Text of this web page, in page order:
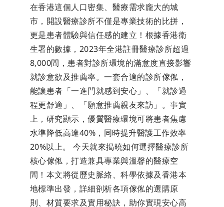
在香港這個人口密集、醫療需求龐大的城
市，開設醫療診所不僅是專業技術的比拼，
更是患者體驗與信任感的建立！根據香港衛
生署的數據，2023年全港註冊醫療診所超過
8,000間，患者對診所環境的滿意度直接影響
就診意欲及推薦率。一套合適的診所傢俬，
能讓患者「一進門就感到安心」、「就診過
程更舒適」、「願意推薦親友來訪」。事實
上，研究顯示，優質醫療環境可將患者焦慮
水準降低高達40%，同時提升醫護工作效率
20%以上。 今天就來揭曉如何選擇醫療診所
核心傢俬，打造兼具專業與溫馨的醫療空
間！本文將從歷史脈絡、科學依據及香港本
地標準出發，詳細剖析各項傢俬的選購原
則、材質要求及實用秘訣，助你實現安心高